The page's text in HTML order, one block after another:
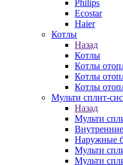
Philips
Ecostar
Haier
Котлы
Назад
Котлы
Котлы
Котлы
Котлы
Мульти сплит-
Назад
Мульти
Наружные
Мульти
Мульти